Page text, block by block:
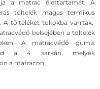
a matrac élettartamát. A
töltelék magas termikus
A tölteléket tokokba varrták,
belsejében a töltelék
A matracvédő gumis
a 4 sarkán, melyek
a matracon.